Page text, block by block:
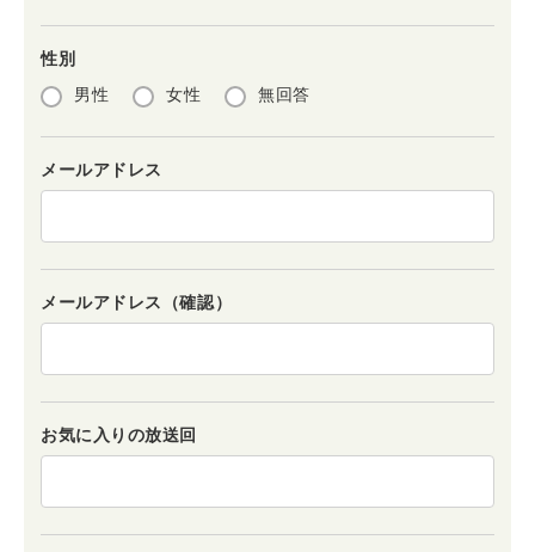
性別
男性
女性 無回答
メールアドレス
メールアドレス（確認）
お気に入りの放送回